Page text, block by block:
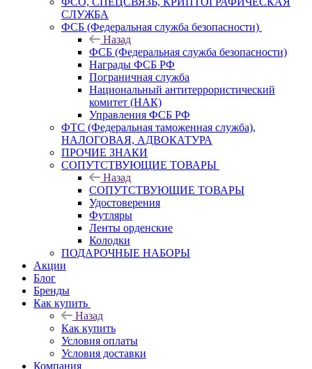
СЛУЖБА
ФСБ (Федеральная служба безопасности)
Назад
ФСБ (Федеральная служба безопасности)
Награды ФСБ РФ
Пограничная служба
Национальный антитеррористический
комитет (НАК)
Управления ФСБ РФ
ФТС (Федеральная таможенная служба),
НАЛОГОВАЯ, АДВОКАТУРА
ПРОЧИЕ ЗНАКИ
СОПУТСТВУЮЩИЕ ТОВАРЫ
Назад
СОПУТСТВУЮЩИЕ ТОВАРЫ
Удостоверения
Футляры
Ленты орденские
Колодки
ПОДАРОЧНЫЕ НАБОРЫ
Акции
Блог
Бренды
Как купить
Назад
Как купить
Условия оплаты
Условия доставки
Компания